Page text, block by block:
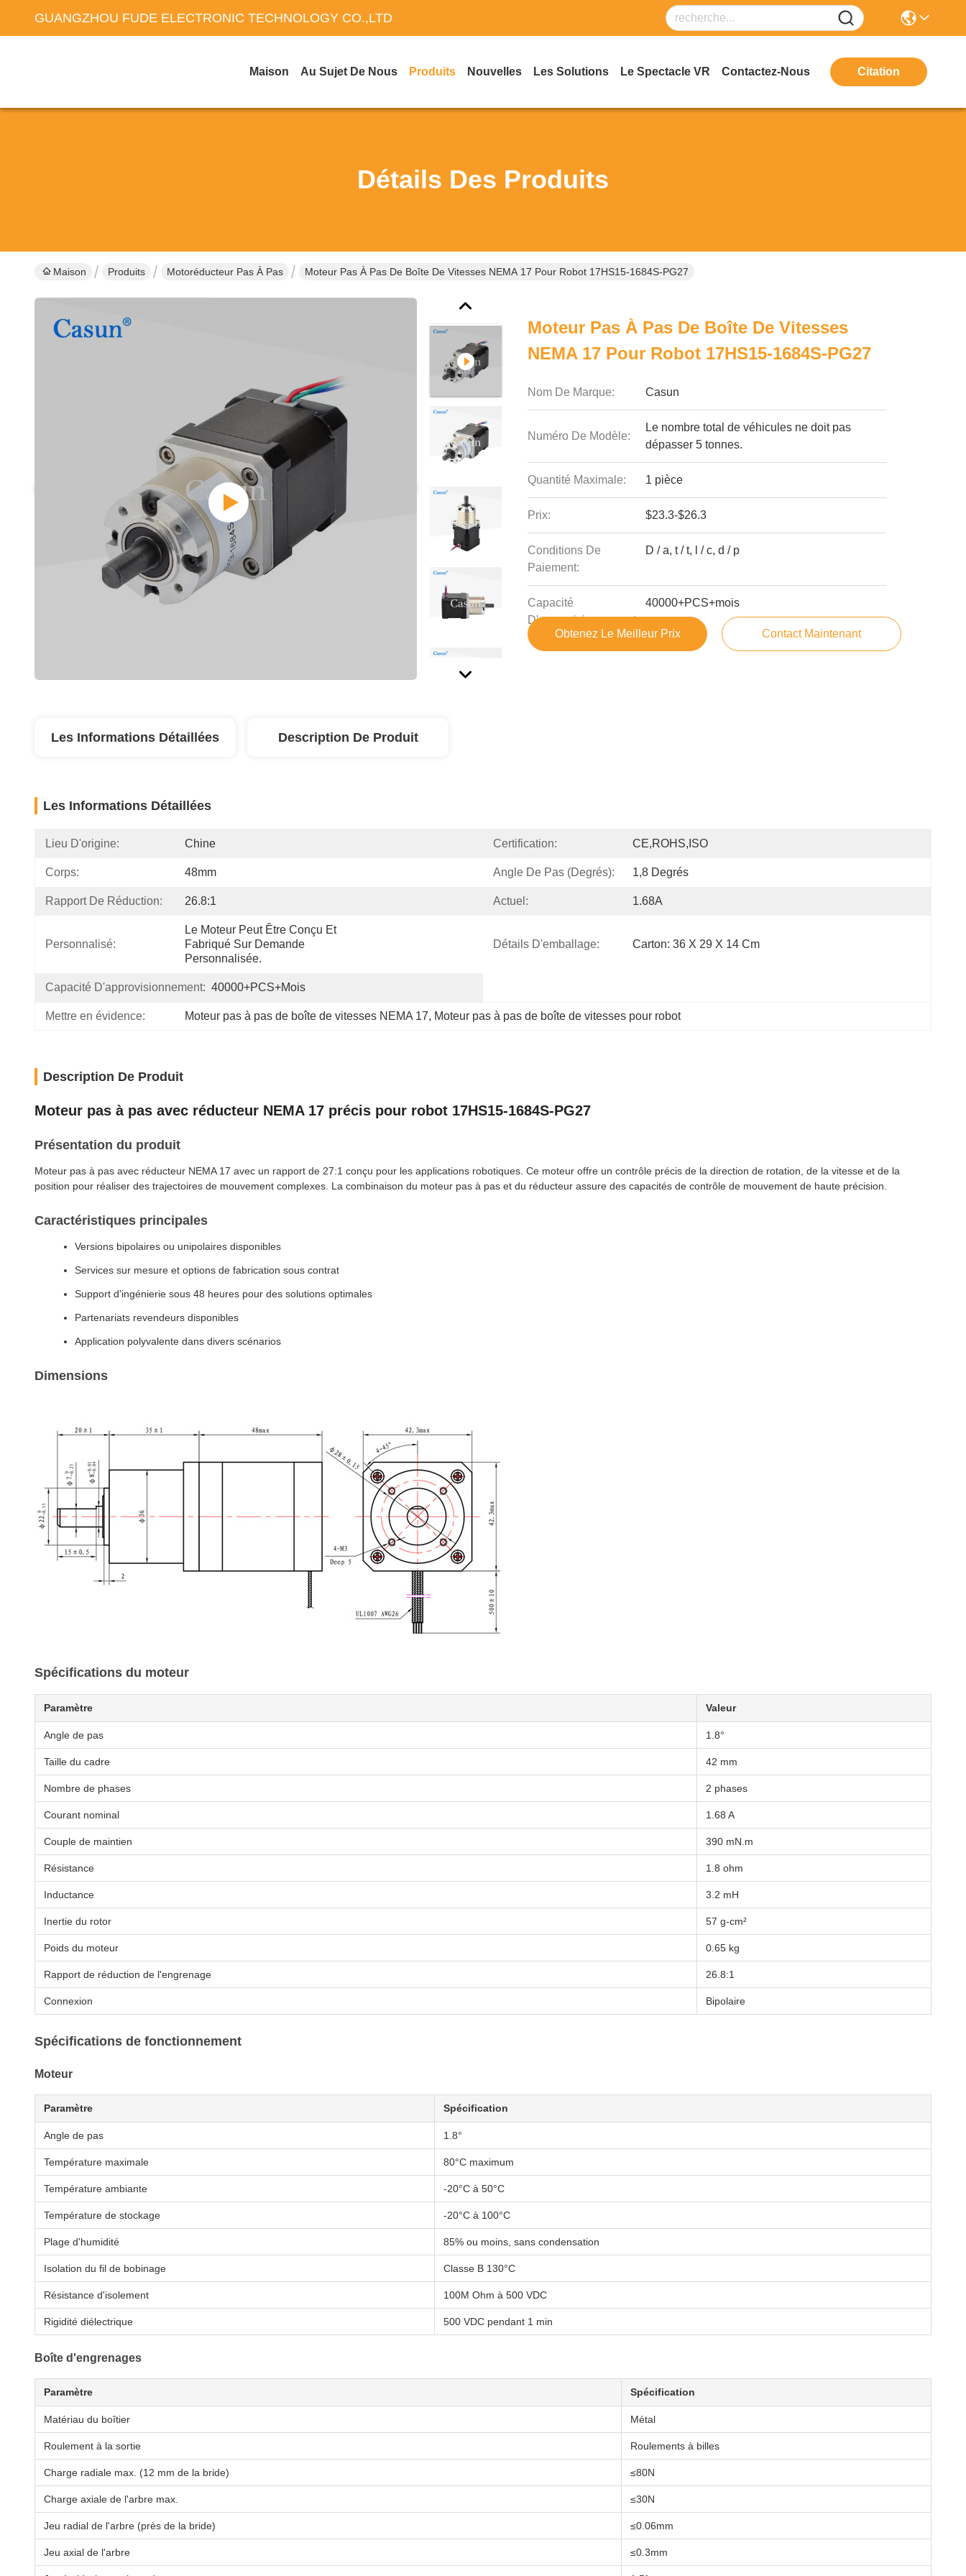
GUANGZHOU FUDE ELECTRONIC TECHNOLOGY CO.,LTD
Maison Au Sujet De Nous Produits Nouvelles Les Solutions Le Spectacle VR Contactez-Nous Citation
Détails Des Produits
Maison Produits Motoréducteur Pas À Pas Moteur Pas À Pas De Boîte De Vitesses NEMA 17 Pour Robot 17HS15-1684S-PG27
Moteur Pas À Pas De Boîte De Vitesses
NEMA 17 Pour Robot 17HS15-1684S-PG27
Nom De Marque: Casun
Numéro De Modèle:
Le nombre total de véhicules ne doit pas
dépasser 5 tonnes.
Quantité Maximale: 1 pièce
Prix: $23.3-$26.3
Conditions De
Paiement:
D / a, t / t, l / c, d / p
Capacité
D'approvisionnement:
40000+PCS+mois
Obtenez Le Meilleur Prix Contact Maintenant
Les Informations Détaillées Description De Produit
Les Informations Détaillées
Lieu D'origine: Chine Certification: CE,ROHS,ISO
Corps: 48mm Angle De Pas (degrés): 1,8 Degrés
Rapport De Réduction: 26.8:1 Actuel: 1.68A
Personnalisé:
Le Moteur Peut Être Conçu Et
Fabriqué Sur Demande
Personnalisée.
Détails D'emballage: Carton: 36 X 29 X 14 Cm
Capacité D'approvisionnement: 40000+PCS+mois
Mettre en évidence: Moteur pas à pas de boîte de vitesses NEMA 17, Moteur pas à pas de boîte de vitesses pour robot
Description De Produit
Moteur pas à pas avec réducteur NEMA 17 précis pour robot 17HS15-1684S-PG27
Présentation du produit
Moteur pas à pas avec réducteur NEMA 17 avec un rapport de 27:1 conçu pour les applications robotiques. Ce moteur offre un contrôle précis de la direction de rotation, de la vitesse et de la
position pour réaliser des trajectoires de mouvement complexes. La combinaison du moteur pas à pas et du réducteur assure des capacités de contrôle de mouvement de haute précision.
Caractéristiques principales
Versions bipolaires ou unipolaires disponibles
Services sur mesure et options de fabrication sous contrat
Support d'ingénierie sous 48 heures pour des solutions optimales
Partenariats revendeurs disponibles
Application polyvalente dans divers scénarios
Dimensions
Spécifications du moteur
Paramètre Valeur
Angle de pas 1.8°
Taille du cadre 42 mm
Nombre de phases 2 phases
Courant nominal 1.68 A
Couple de maintien 390 mN.m
Résistance 1.8 ohm
Inductance 3.2 mH
Inertie du rotor 57 g-cm²
Poids du moteur 0.65 kg
Rapport de réduction de l'engrenage 26.8:1
Connexion Bipolaire
Spécifications de fonctionnement
Moteur
Paramètre Spécification
Angle de pas 1.8°
Température maximale 80°C maximum
Température ambiante -20°C à 50°C
Température de stockage -20°C à 100°C
Plage d'humidité 85% ou moins, sans condensation
Isolation du fil de bobinage Classe B 130°C
Résistance d'isolement 100M Ohm à 500 VDC
Rigidité diélectrique 500 VDC pendant 1 min
Boîte d'engrenages
Paramètre Spécification
Matériau du boîtier Métal
Roulement à la sortie Roulements à billes
Charge radiale max. (12 mm de la bride) ≤80N
Charge axiale de l'arbre max. ≤30N
Jeu radial de l'arbre (près de la bride) ≤0.06mm
Jeu axial de l'arbre ≤0.3mm